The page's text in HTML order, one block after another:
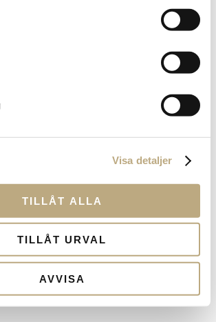
Visa detaljer
TILLÅT ALLA
TILLÅT URVAL
AVVISA
samt dina totala innehav i fonder
med att logga in, vänligen kontakta
DU INLOGGNING?